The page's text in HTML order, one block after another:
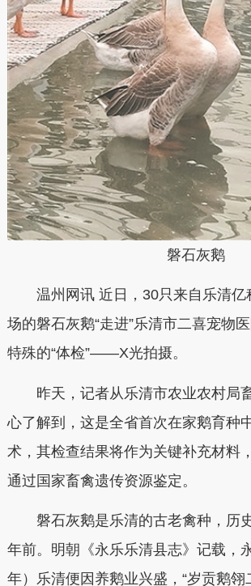
磐石灰鹅
温州网讯 近日，30只来自乐清亿
场的磐石灰鹅“走进”乐清市二喜宠物
特殊的“体检”——X光拍摄。
昨天，记者从乐清市农业农村局
心了解到，这是全省首次在家鹅育种
术，其检查结果将作为关键补充材料
通过国家畜禽遗传资源鉴定。
磐石灰鹅是乐清的古老禽种，历
年前。明朝《永乐乐清县志》记载，
年）乐清便因养鹅业兴盛，“岁贡鹅翎